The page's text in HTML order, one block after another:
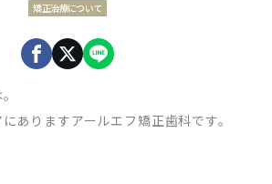
矯正治療について
ありますアールエフ矯正歯科です。